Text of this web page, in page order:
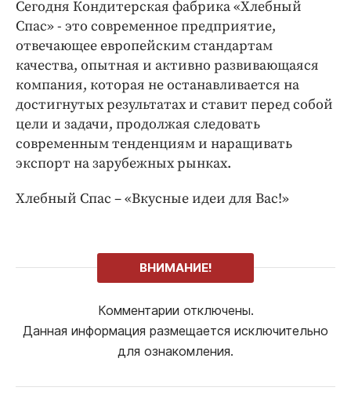
Сегодня Кондитерская фабрика «Хлебный
Спас» - это современное предприятие,
отвечающее европейским стандартам
качества, опытная и активно развивающаяся
компания, которая не останавливается на
достигнутых результатах и ставит перед собой
цели и задачи, продолжая следовать
современным тенденциям и наращивать
экспорт на зарубежных рынках.
Хлебный Спас – «Вкусные идеи для Вас!»
ВНИМАНИЕ!
Комментарии отключены.
Данная информация размещается исключительно
для ознакомления.